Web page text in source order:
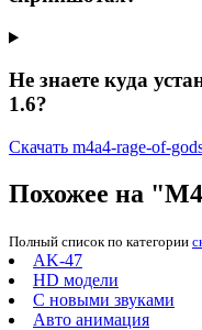
Не знаете куда
1.6?
Скачать m4a4-rage-of-
Похожее на
Полный список по категории
AK-47
HD модели
С новыми звуками
Авто анимация